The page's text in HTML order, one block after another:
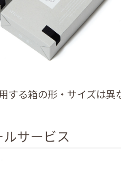
する箱の形・サイズは異
サービス